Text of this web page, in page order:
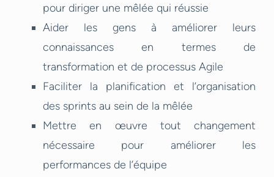
pour diriger une mêlée qui réussie
Aider les gens à améliorer leurs
connaissances en termes de
transformation et de processus Agile
Faciliter la planification et l’organisation
des sprints au sein de la mêlée
Mettre en œuvre tout changement
nécessaire pour améliorer les
performances de l’équipe